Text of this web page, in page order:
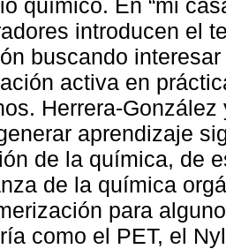
químico. En “mi
introducen el
buscando
activa en
aprendizaje
de la química, de
de la química
para
como el PET, el